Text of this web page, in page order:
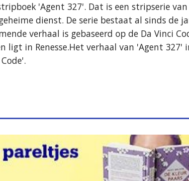
'Agent 327'. Dat is een stripserie van
dienst. De serie bestaat al sinds de
verhaal is gebaseerd op de Da Vinci
ligt in Renesse.Het verhaal van 'Agent 327'